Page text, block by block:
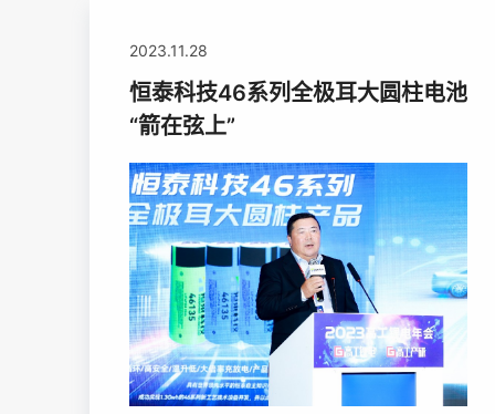
2023.11.28
恒泰科技46系列全极耳大圆柱电池
“箭在弦上”